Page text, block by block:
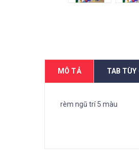
MÔ TẢ TAB TÙY
rèm ngũ trí 5 màu